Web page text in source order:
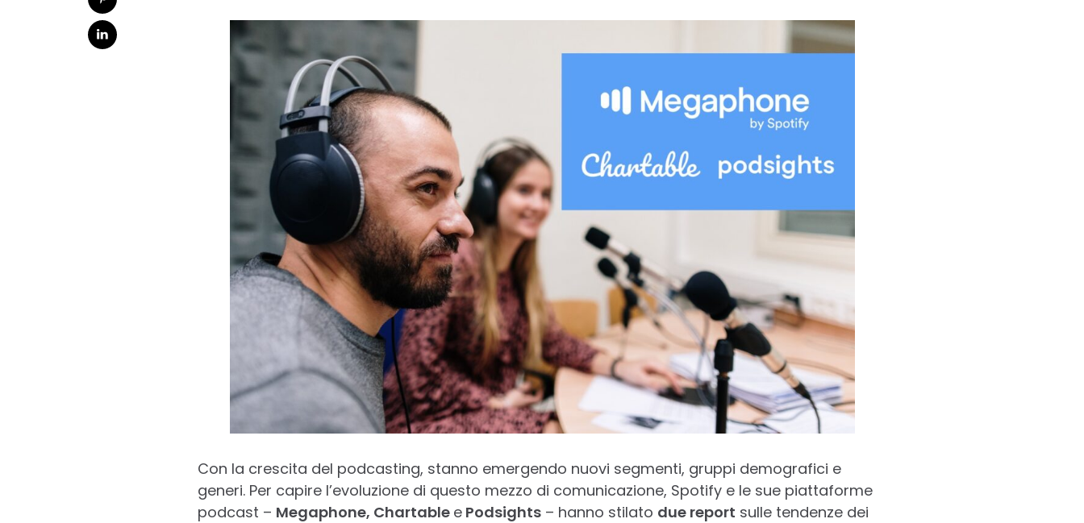
Con la crescita del podcasting, stanno emergendo nuovi segmenti, gruppi demografici e
generi. Per capire l’evoluzione di questo mezzo di comunicazione, Spotify e le sue piattaforme
podcast – Megaphone, Chartable ePodsights– hanno stilato due report sulle tendenze dei